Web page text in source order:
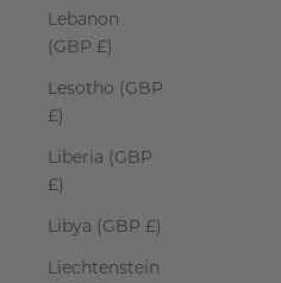
Lebanon
(GBP £)
Lesotho (GBP
£)
Liberia (GBP
£)
Libya (GBP £)
Liechtenstein